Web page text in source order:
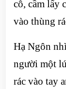
cô, cầm lấy
vào thùng
Hạ Ngôn
người một
rác vào tay